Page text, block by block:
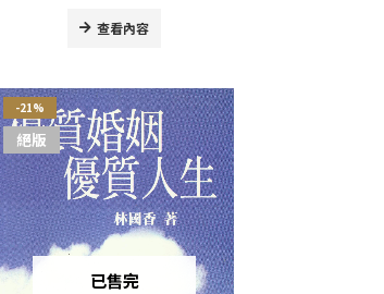
查看內容
-21%
已售完
絕版